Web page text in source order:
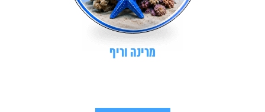
מרינה וריף